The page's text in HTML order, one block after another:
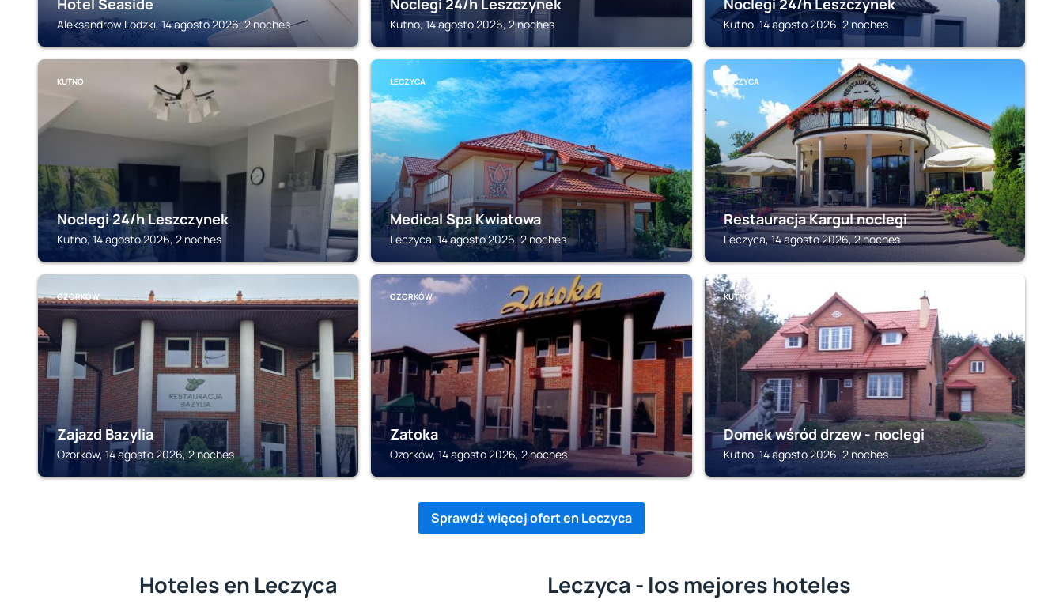
Hotel Seaside
Aleksandrow Lodzki, 14 agosto 2026, 2 noches
Noclegi 24/h Leszczynek
Kutno, 14 agosto 2026, 2 noches
Noclegi 24/h Leszczynek
Kutno, 14 agosto 2026, 2 noches
KUTNO
Noclegi 24/h Leszczynek
Kutno, 14 agosto 2026, 2 noches
LECZYCA
Medical Spa Kwiatowa
Leczyca, 14 agosto 2026, 2 noches
LECZYCA
Restauracja Kargul noclegi
Leczyca, 14 agosto 2026, 2 noches
OZORKÓW
Zajazd Bazylia
Ozorków, 14 agosto 2026, 2 noches
OZORKÓW
Zatoka
Ozorków, 14 agosto 2026, 2 noches
KUTNO
Domek wśród drzew - noclegi
Kutno, 14 agosto 2026, 2 noches
Sprawdź więcej ofert en Leczyca
Hoteles en Leczyca Leczyca - los mejores hoteles